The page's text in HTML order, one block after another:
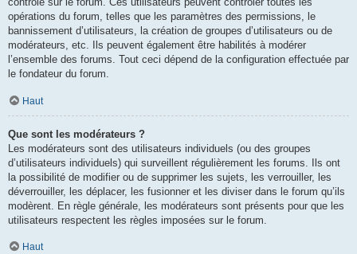
opérations du forum, telles que les paramètres des permissions, le
bannissement d’utilisateurs, la création de groupes d’utilisateurs ou de
modérateurs, etc. Ils peuvent également être habilités à modérer
l’ensemble des forums. Tout ceci dépend de la configuration effectuée par
le fondateur du forum.
Haut
Que sont les modérateurs ?
Les modérateurs sont des utilisateurs individuels (ou des groupes
d’utilisateurs individuels) qui surveillent régulièrement les forums. Ils ont
la possibilité de modifier ou de supprimer les sujets, les verrouiller, les
déverrouiller, les déplacer, les fusionner et les diviser dans le forum qu’ils
modèrent. En règle générale, les modérateurs sont présents pour que les
utilisateurs respectent les règles imposées sur le forum.
Haut